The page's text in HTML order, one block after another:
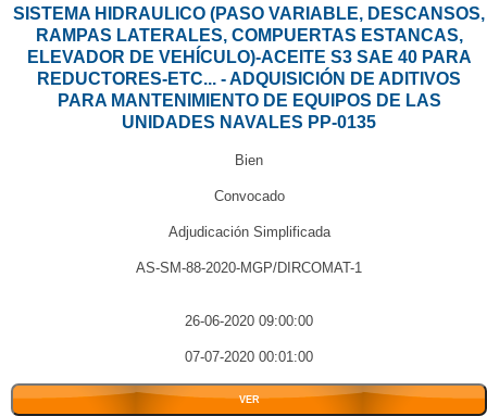
SISTEMA HIDRAULICO (PASO VARIABLE, DESCANSOS,
RAMPAS LATERALES, COMPUERTAS ESTANCAS,
ELEVADOR DE VEHÍCULO)-ACEITE S3 SAE 40 PARA
REDUCTORES-ETC... - ADQUISICIÓN DE ADITIVOS
PARA MANTENIMIENTO DE EQUIPOS DE LAS
UNIDADES NAVALES PP-0135
Bien
Convocado
Adjudicación Simplificada
AS-SM-88-2020-MGP/DIRCOMAT-1
26-06-2020 09:00:00
07-07-2020 00:01:00
VER